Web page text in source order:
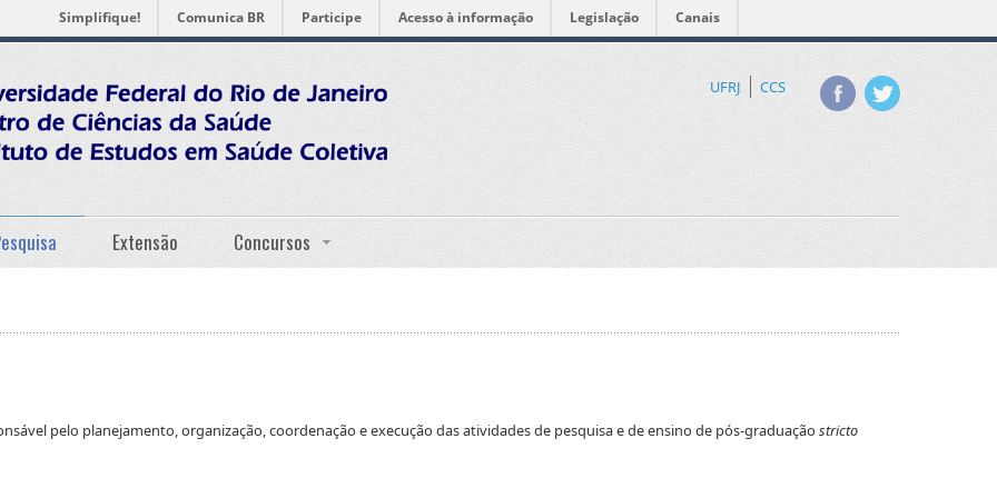
Simplifique! Comunica BR Participe Acesso à informação Legislação Canais
UFRJ CCS
Extensão Concursos
pelo planejamento, organização, coordenação e execução das atividades de pesquisa e de ensino de pós-graduaçãostricto